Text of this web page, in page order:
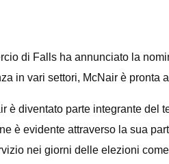
di Falls ha annunciato la
in vari settori, McNair è pronta
è diventato parte integrante
è evidente attraverso la sua
nei giorni delle elezioni